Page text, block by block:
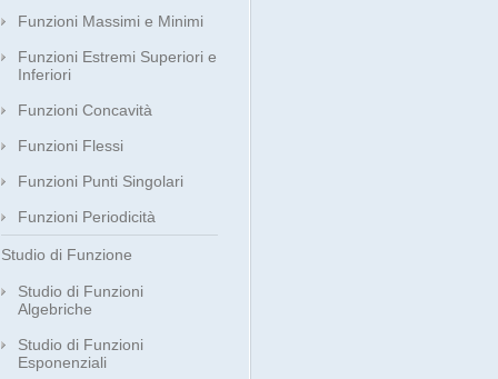
Funzioni Massimi e Minimi
Funzioni Estremi Superiori e
Inferiori
Funzioni Concavità
Funzioni Flessi
Funzioni Punti Singolari
Funzioni Periodicità
Studio di Funzione
Studio di Funzioni
Algebriche
Studio di Funzioni
Esponenziali